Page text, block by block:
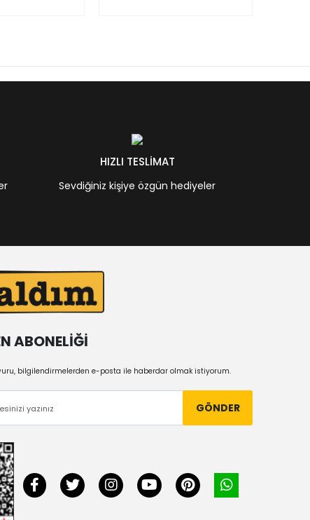
HIZLI TESLİMAT
Sevdiğiniz kişiye özgün hediyeler
ABONELİĞİ
bilgilendirmelerden e-posta ile haberdar olmak istiyorum.
GÖNDER